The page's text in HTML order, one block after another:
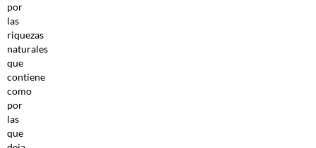
por
las
riquezas
naturales
que
contiene
como
por
las
que